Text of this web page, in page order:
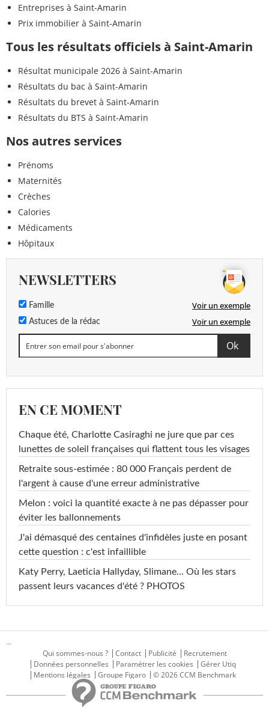
Entreprises à Saint-Amarin
Prix immobilier à Saint-Amarin
Tous les résultats officiels à Saint-Amarin
Résultat municipale 2026 à Saint-Amarin
Résultats du bac à Saint-Amarin
Résultats du brevet à Saint-Amarin
Résultats du BTS à Saint-Amarin
Nos autres services
Prénoms
Maternités
Crèches
Calories
Médicaments
Hôpitaux
NEWSLETTERS
Famille Voir un exemple
Astuces de la rédac Voir un exemple
EN CE MOMENT
Chaque été, Charlotte Casiraghi ne jure que par ces
lunettes de soleil françaises qui flattent tous les visages
Retraite sous-estimée : 80 000 Français perdent de
l'argent à cause d'une erreur administrative
Melon : voici la quantité exacte à ne pas dépasser pour
éviter les ballonnements
J'ai démasqué des centaines d'infidèles juste en posant
cette question : c'est infaillible
Katy Perry, Laeticia Hallyday, Slimane... Où les stars
passent leurs vacances d'été ? PHOTOS
...
Qui sommes-nous ?
Contact Publicité
Recrutement
Données personnelles
Paramétrer les cookies
Gérer Utiq
Mentions légales
Groupe Figaro © 2026 CCM Benchmark